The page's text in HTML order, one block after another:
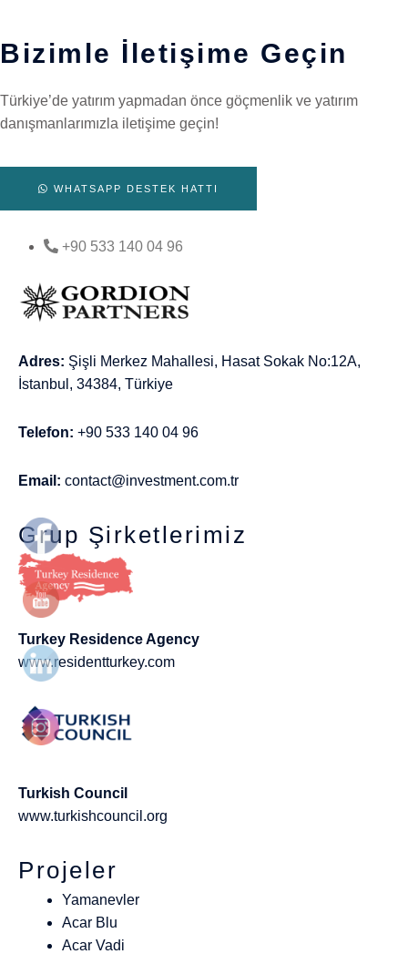
Bizimle İletişime Geçin
Türkiye’de yatırım yapmadan önce göçmenlik ve yatırım
danışmanlarımızla iletişime geçin!
WHATSAPP DESTEK HATTI
+90 533 140 04 96
Adres: Şişli Merkez Mahallesi, Hasat Sokak No:12A,
İstanbul, 34384, Türkiye
Telefon: +90 533 140 04 96
Email: contact@investment.com.tr
Grup Şirketlerimiz
Turkey Residence Agency
www.residentturkey.com
Turkish Council
www.turkishcouncil.org
Projeler
Yamanevler
Acar Blu
Acar Vadi